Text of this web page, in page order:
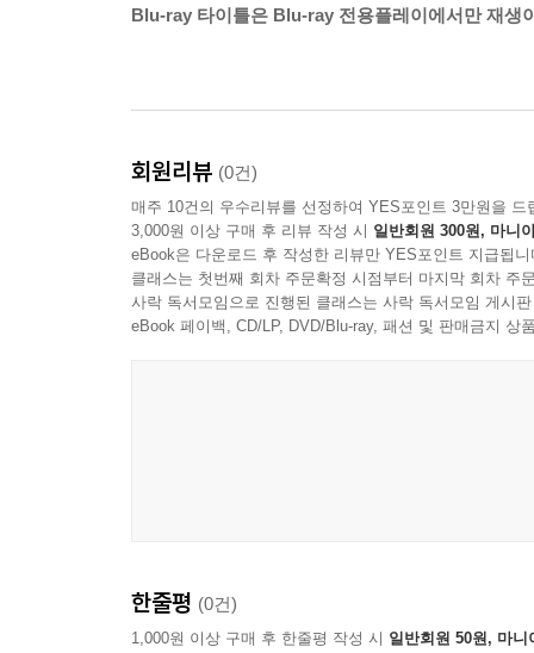
Blu-ray 타이틀은 Blu-ray 전용플레이에서만 재생
회원리뷰 (0건)
매주 10건의 우수리뷰를 선정하여 YES포인트 3만원을 드
3,000원 이상 구매 후 리뷰 작성 시 일반회원 300원, 마니
eBook은 다운로드 후 작성한 리뷰만 YES포인트 지급됩니
클래스는 첫번째 회차 주문확정 시점부터 마지막 회차 주
사락 독서모임으로 진행된 클래스는 사락 독서모임 게시
eBook 페이백, CD/LP, DVD/Blu-ray, 패션 및 판매금지 상
한줄평 (0건)
1,000원 이상 구매 후 한줄평 작성 시 일반회원 50원, 마니